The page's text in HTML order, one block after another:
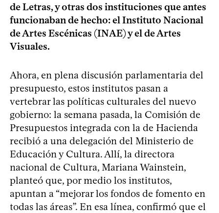
de Letras, y otras dos instituciones que antes
funcionaban de hecho: el Instituto Nacional
de Artes Escénicas (INAE) y el de Artes
Visuales.
Ahora, en plena discusión parlamentaria del
presupuesto, estos institutos pasan a
vertebrar las políticas culturales del nuevo
gobierno: la semana pasada, la Comisión de
Presupuestos integrada con la de Hacienda
recibió a una delegación del Ministerio de
Educación y Cultura. Allí, la directora
nacional de Cultura, Mariana Wainstein,
planteó que, por medio los institutos,
apuntan a “mejorar los fondos de fomento en
todas las áreas”. En esa línea, confirmó que el